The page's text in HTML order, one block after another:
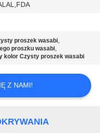
proszek wasabi,
proszku wasabi,
kolor Czysty proszek wasabi
Z NAMI!